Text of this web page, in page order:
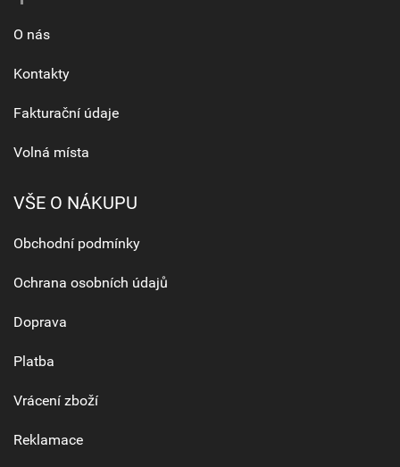
O nás
Kontakty
Fakturační údaje
Volná místa
VŠE O NÁKUPU
Obchodní podmínky
Ochrana osobních údajů
Doprava
Platba
Vrácení zboží
Reklamace